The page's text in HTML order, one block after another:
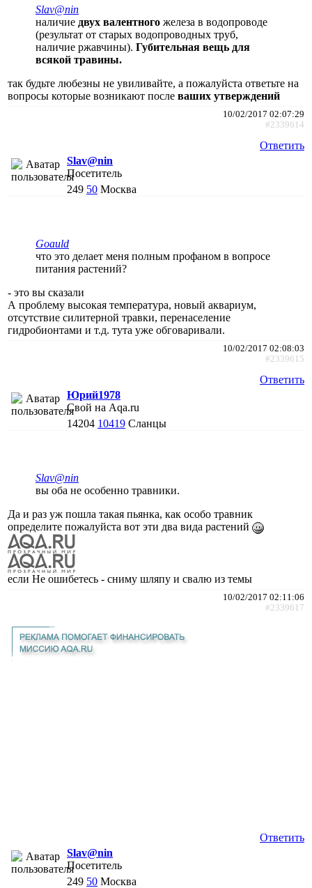
Slav@nin
наличие двух валентного железа в водопроводе
(результат от старых водопроводных труб,
наличие ржавчины). Губительная вещь для
всякой травины.
так будьте любезны не увиливайте, а пожалуйста ответьте на
вопросы которые возникают после ваших утверждений
10/02/2017 02:07:29
#2339614
Ответить
Slav@nin
Посетитель
249 50 Москва
Goauld
что это делает меня полным профаном в вопросе
питания растений?
- это вы сказали
А проблему высокая температура, новый аквариум,
отсутствие силитерной травки, перенаселение
гидробионтами и т.д. тута уже обговаривали.
10/02/2017 02:08:03
#2339615
Ответить
Юрий1978
Свой на Aqa.ru
14204 10419 Сланцы
Slav@nin
вы оба не особенно травники.
Да и раз уж пошла такая пьянка, как особо травник
определите пожалуйста вот эти два вида растений
если Не ошибетесь - сниму шляпу и свалю из темы
10/02/2017 02:11:06
#2339617
Ответить
Slav@nin
Посетитель
249 50 Москва